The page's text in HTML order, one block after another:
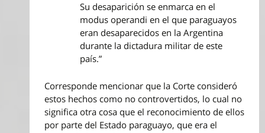
Su desaparición se enmarca en el
modus operandi en el que paraguayos
eran desaparecidos en la Argentina
durante la dictadura militar de este
país.”
Corresponde mencionar que la Corte consideró
estos hechos como no controvertidos, lo cual no
significa otra cosa que el reconocimiento de ellos
por parte del Estado paraguayo, que era el